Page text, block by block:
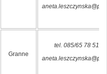
Granne
tel. 085/65 78 515